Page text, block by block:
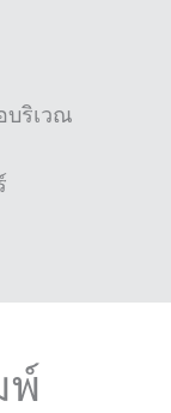
บริเวณ
พ์